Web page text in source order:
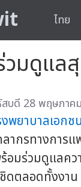
ไทย
วมดูแ
บดี 28 พฤษภาค
งพยาบาลเอก
ากรทางการ
อมร่วมดูแลคว
ดตลอดทั้งงาน